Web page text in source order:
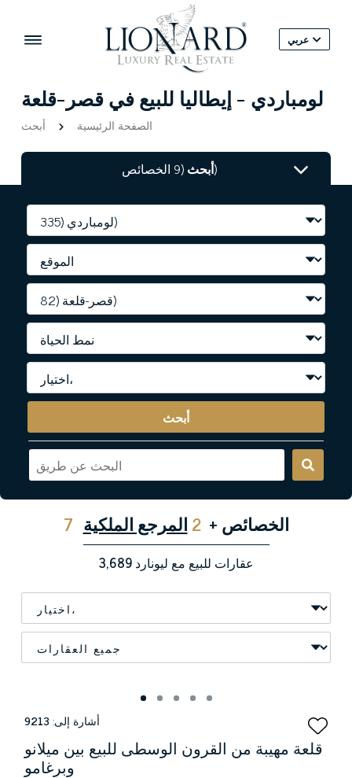
عربي
لومباردي - إيطاليا للبيع في قصر-قلعة
الصفحة الرئيسية أبحث
أبحث(9 الخصائص)
أبحث
7 الخصائص +
2 المرجع الملكية
3,689عقارات للبيع مع ليونارد
أشارة إلى:9213
قلعة مهيبة من القرون الوسطى للبيع بين ميلانو
وبرغامو